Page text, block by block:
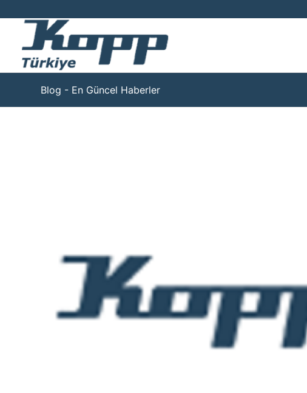
Blog - En Güncel Haberler